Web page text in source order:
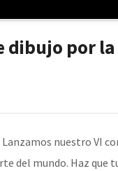
dibujo por
Lanzamos nuestro VI
del mundo. Haz